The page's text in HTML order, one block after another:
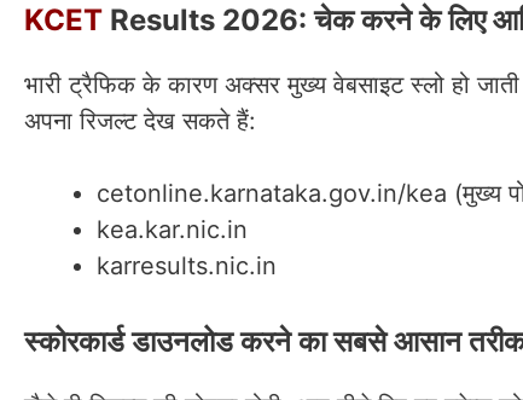
KCET Results 2026: चेक करने के लिए
भारी ट्रैफिक के कारण अक्सर मुख्य वेबसाइट स्लो हो
अपना रिजल्ट देख सकते हैं:
cetonline.karnataka.gov.in/kea (मुख्य
kea.kar.nic.in
karresults.nic.in
स्कोरकार्ड डाउनलोड करने का सबसे आसान